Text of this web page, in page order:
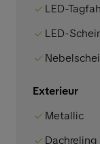
LED-
LED-
Exterieur
Metallic
Dachreling